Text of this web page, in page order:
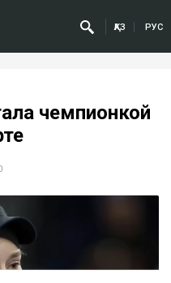
ҚАЗ РУС
чемпионкой